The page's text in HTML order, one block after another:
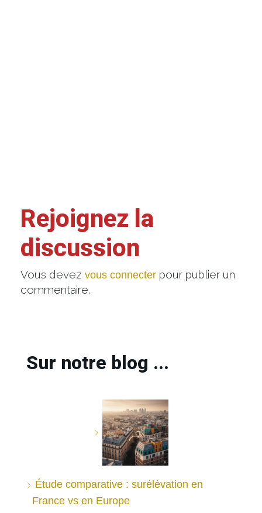
Rejoignez la
discussion
Vous devez vous connecter pour publier un
commentaire.
Sur notre blog ...
Étude comparative : surélévation en
France vs en Europe